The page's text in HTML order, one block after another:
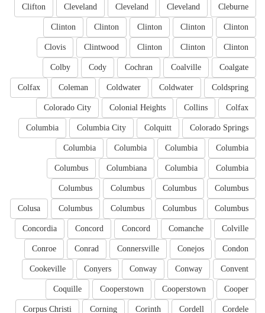
Cleburne
Cleveland
Cleveland
Cleveland
Clifton
Clinton
Clinton
Clinton
Clinton
Clinton
Clinton
Clinton
Clinton
Clintwood
Clovis
Coalgate
Coalville
Cochran
Cody
Colby
Coldspring
Coldwater
Coldwater
Coleman
Colfax
Colfax
Collins
Colonial Heights
Colorado City
Colorado Springs
Colquitt
Columbia City
Columbia
Columbia
Columbia
Columbia
Columbia
Columbia
Columbia
Columbiana
Columbus
Columbus
Columbus
Columbus
Columbus
Columbus
Columbus
Columbus
Columbus
Colusa
Colville
Comanche
Concord
Concord
Concordia
Condon
Conejos
Connersville
Conrad
Conroe
Convent
Conway
Conway
Conyers
Cookeville
Cooper
Cooperstown
Cooperstown
Coquille
Cordele
Cordell
Corinth
Corning
Corpus Christi